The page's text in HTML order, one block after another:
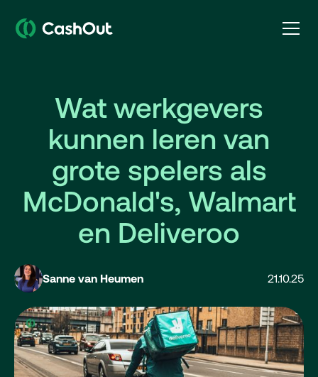
Wat werkgevers
kunnen leren van
grote spelers als
McDonald's, Walmart
en Deliveroo
Sanne van Heumen 21.10.25